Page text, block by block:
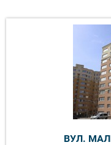
ВУЛ.